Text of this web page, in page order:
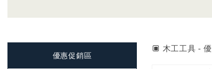
優惠促銷區
木工工具 -